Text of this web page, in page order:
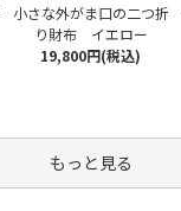
小さな外がま口の二つ折
り財布 イエロー
19,800円(税込)
もっと見る